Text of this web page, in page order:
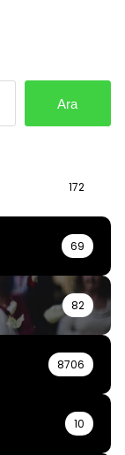
Ara
172
69
82
8706
10